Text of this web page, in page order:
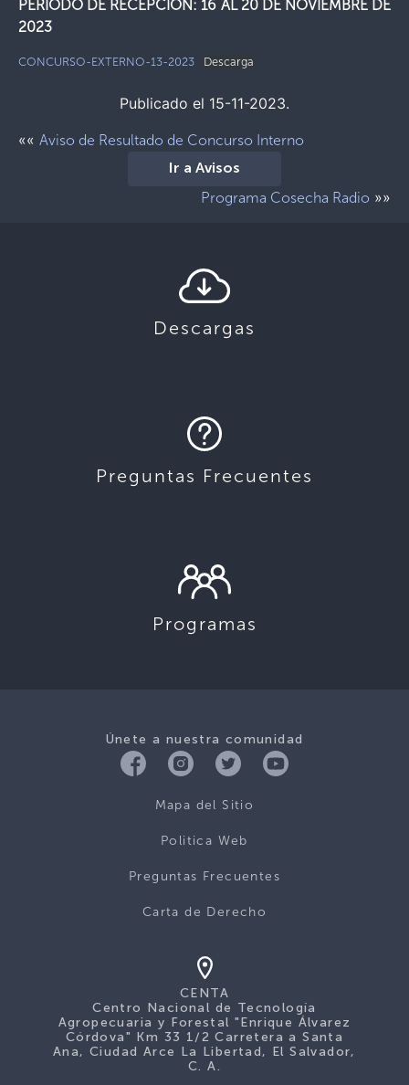
PERÍODO DE RECEPCIÓN: 16 AL 20 DE NOVIEMBRE DE
2023
CONCURSO-EXTERNO-13-2023 Descarga
Publicado el 15-11-2023.
«« Aviso de Resultado de Concurso Interno
Ir a Avisos
Programa Cosecha Radio »»
Descargas
Preguntas Frecuentes
Programas
Únete a nuestra comunidad
Mapa del Sitio
Politica Web
Preguntas Frecuentes
Carta de Derecho
CENTA
Centro Nacional de Tecnología
Agropecuaria y Forestal "Enrique Álvarez
Córdova" Km 33 1/2 Carretera a Santa
Ana, Ciudad Arce La Libertad, El Salvador,
C. A.